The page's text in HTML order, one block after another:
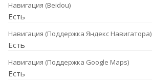
Навигация (Beidou)
Есть
Навигация (Поддержка Яндекс Навигатора)
Есть
Навигация (Поддержка Google Maps)
Есть